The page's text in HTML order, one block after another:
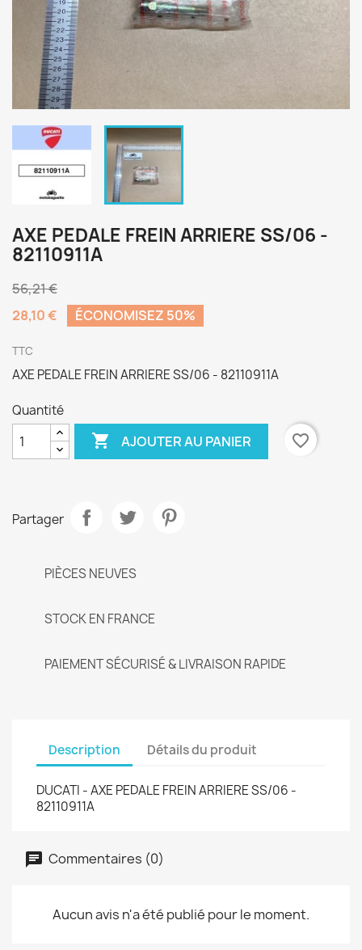
AXE PEDALE FREIN ARRIERE SS/06 -
82110911A
56,21 €
28,10 €
ÉCONOMISEZ 50%
TTC
AXE PEDALE FREIN ARRIERE SS/06 - 82110911A
Quantité
 AJOUTER AU PANIER favorite_border
Partager
PIÈCES NEUVES
STOCK EN FRANCE
PAIEMENT SÉCURISÉ & LIVRAISON RAPIDE
Description Détails du produit
DUCATI - AXE PEDALE FREIN ARRIERE SS/06 -
82110911A
Commentaires (0)
Aucun avis n'a été publié pour le moment.